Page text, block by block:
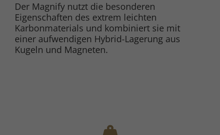
Der Magnify nutzt die besonderen
Eigenschaften des extrem leichten
Karbonmaterials und kombiniert sie mit
einer aufwendigen Hybrid-Lagerung aus
Kugeln und Magneten.